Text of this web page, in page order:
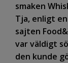
smaken
Tja, enligt
sajten
var väldigt
den kunde